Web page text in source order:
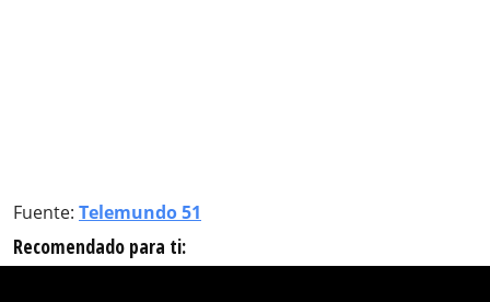
Fuente: Telemundo 51
Recomendado para ti: